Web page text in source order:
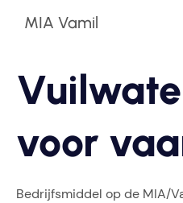
MIA Vamil
voor
Bedrijfsmiddel op de MIA/